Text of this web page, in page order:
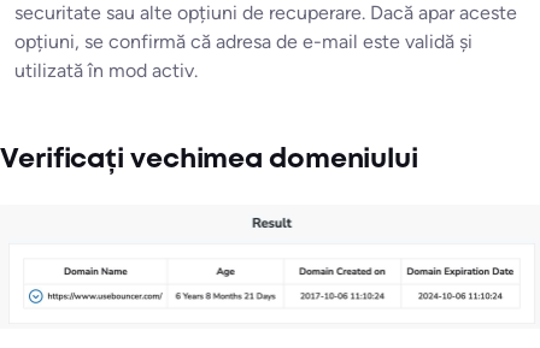
securitate sau alte opțiuni de recuperare. Dacă apar aceste
opțiuni, se confirmă că adresa de e-mail este validă și
utilizată în mod activ.
Verificați vechimea domeniului